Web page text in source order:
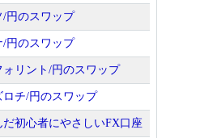
/円のスワップ
円のスワップ
リント/円のスワップ
ロチ/円のスワップ
初心者にやさしいFX口座